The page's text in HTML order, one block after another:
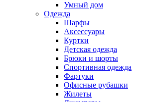
Умный дом
Одежда
Шарфы
Аксессуары
Куртки
Детская одежда
Брюки и шорты
Спортивная одежда
Фартуки
Офисные рубашки
Жилеты